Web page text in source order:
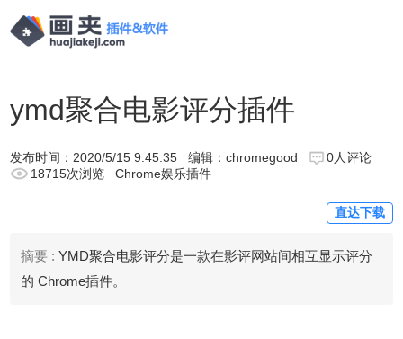
ymd聚合电影评分插件
发布时间： 2020/5/15 9:45:35 编辑：chromegood
0人评论
18715次浏览
Chrome娱乐插件
直达下载
摘要 : YMD聚合电影评分是一款在影评网站间相互显示评分
的 Chrome插件。